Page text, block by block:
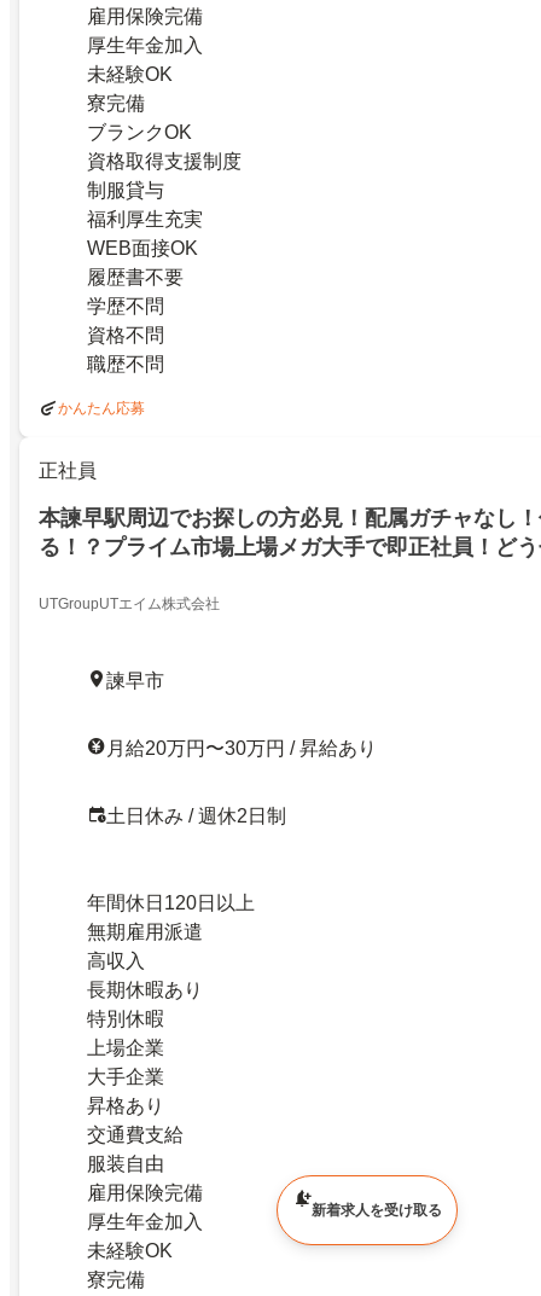
雇用保険完備
厚生年金加入
未経験OK
寮完備
ブランクOK
資格取得支援制度
制服貸与
福利厚生充実
WEB面接OK
履歴書不要
学歴不問
資格不問
職歴不問
かんたん応募
正社員
本諫早駅周辺でお探しの方必見！配属ガチャなし
る！？プライム市場上場メガ大手で即正社員！ど
諫早市
UTGroupUTエイム株式会社
諫早市
月給20万円〜30万円 / 昇給あり
土日休み / 週休2日制
年間休日120日以上
無期雇用派遣
高収入
長期休暇あり
特別休暇
上場企業
大手企業
昇格あり
交通費支給
服装自由
雇用保険完備
厚生年金加入
未経験OK
寮完備
新着求人を受け取る